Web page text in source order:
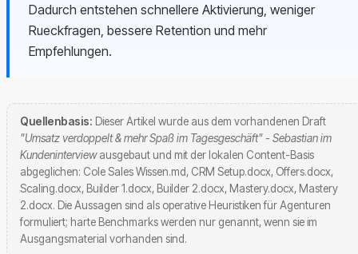
Dadurch entstehen schnellere Aktivierung, weniger
Rueckfragen, bessere Retention und mehr
Empfehlungen.
Quellenbasis: Dieser Artikel wurde aus dem vorhandenen Draft
"Umsatz verdoppelt & mehr Spaß im Tagesgeschäft" - Sebastian im
Kundeninterviewausgebaut und mit der lokalen Content-Basis
abgeglichen: Cole Sales Wissen.md, CRM Setup.docx, Offers.docx,
Scaling.docx, Builder 1.docx, Builder 2.docx, Mastery.docx, Mastery
2.docx. Die Aussagen sind als operative Heuristiken für Agenturen
formuliert; harte Benchmarks werden nur genannt, wenn sie im
Ausgangsmaterial vorhanden sind.